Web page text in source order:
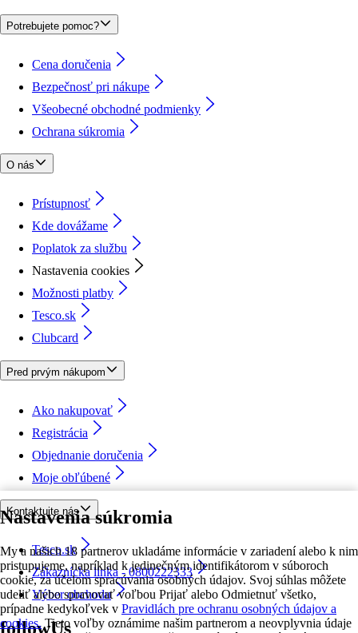
Nastavenia súkromia
My a našich 18 partnerov ukladáme informácie v zariadení alebo k nim
pristupujeme, napríklad k jedinečným identifikátorom v súboroch
cookie, za účelom spracúvania osobných údajov. Svoj súhlas môžete
udeliť alebo spravovať voľbou Prijať alebo Odmietnuť všetko,
prípadne kedykoľvek v Pravidlách pre ochranu osobných údajov a
cookies. Tieto voľby oznámime našim partnerom a neovplyvnia údaje
Potrebujete pomoc?
Cena doručenia
Bezpečnosť pri nákupe
Všeobecné obchodné podmienky
Ochrana súkromia
O nás
Prístupnosť
Kde dovážame
Poplatok za službu
Nastavenia cookies
Možnosti platby
Tesco.sk
Clubcard
Pred prvým nákupom
Ako nakupovať
Registrácia
Objednanie doručenia
Moje obľúbené
Kontaktujte nás
Tesco.sk
Zákaznícka linka - 0800222333
Výber obchodu
followUs